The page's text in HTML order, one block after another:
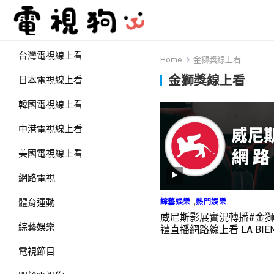
台灣電視線上看
日本電視線上看
韓國電視線上看
中港電視線上看
美國電視線上看
網路電視
體育運動
綜藝娛樂
電視節目
Home 金獅獎線上看
金獅獎線上看
綜藝娛樂 ,熱門娛樂
威尼斯影展實況轉播#金
禮直播網路線上看 LA